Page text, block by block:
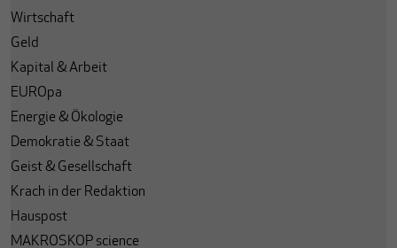
Wirtschaft
Geld
Kapital & Arbeit
EUROpa
Energie & Ökologie
Demokratie & Staat
Geist & Gesellschaft
Krach in der Redaktion
Hauspost
MAKROSKOP science